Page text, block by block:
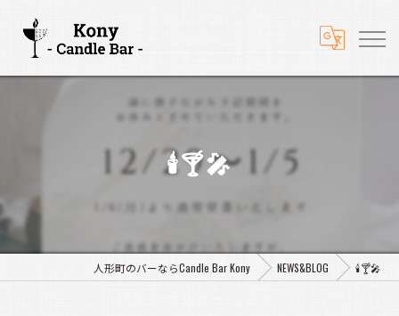
🕯️🍸️🎤
人形町のバーならCandle Bar Kony NEWS&BLOG 🕯️🍸️🎤